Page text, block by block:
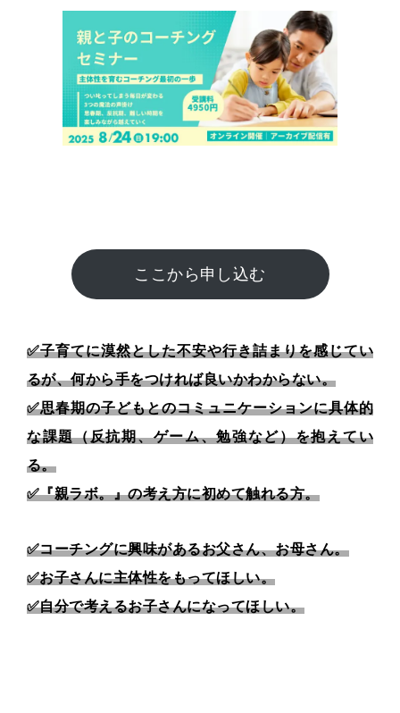
ここから申し込む
✅子育てに漠然とした不安や行き詰まりを感じてい
るが、何から手をつければ良いかわからない。
✅思春期の子どもとのコミュニケーションに具体的
な課題（反抗期、ゲーム、勉強など）を抱えてい
る。
✅『親ラボ。』の考え方に初めて触れる方。
✅コーチングに興味があるお父さん、お母さん。
✅お子さんに主体性をもってほしい。
✅自分で考えるお子さんになってほしい。